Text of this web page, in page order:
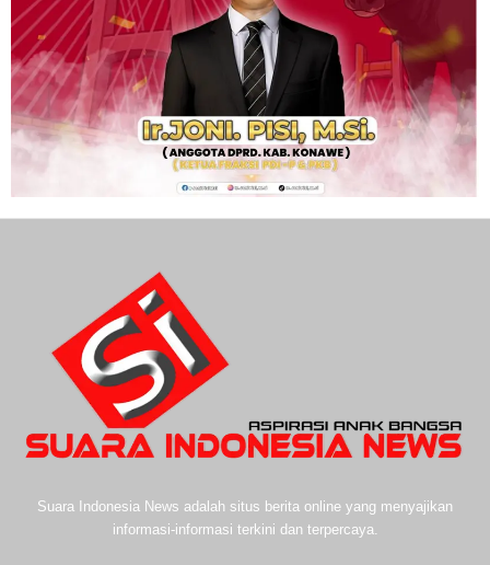
Suara Indonesia News adalah situs berita online yang menyajikan
informasi-informasi terkini dan terpercaya.